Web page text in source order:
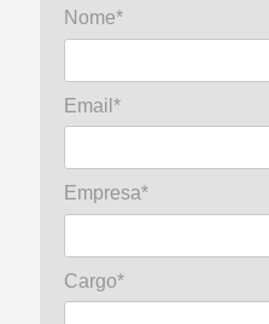
Nome*
Email*
Empresa*
Cargo*